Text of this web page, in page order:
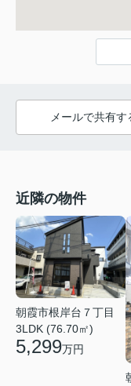
メールで共有す
近隣の物件
朝霞市根岸台７丁目
3LDK (76.70㎡)
5,299万円